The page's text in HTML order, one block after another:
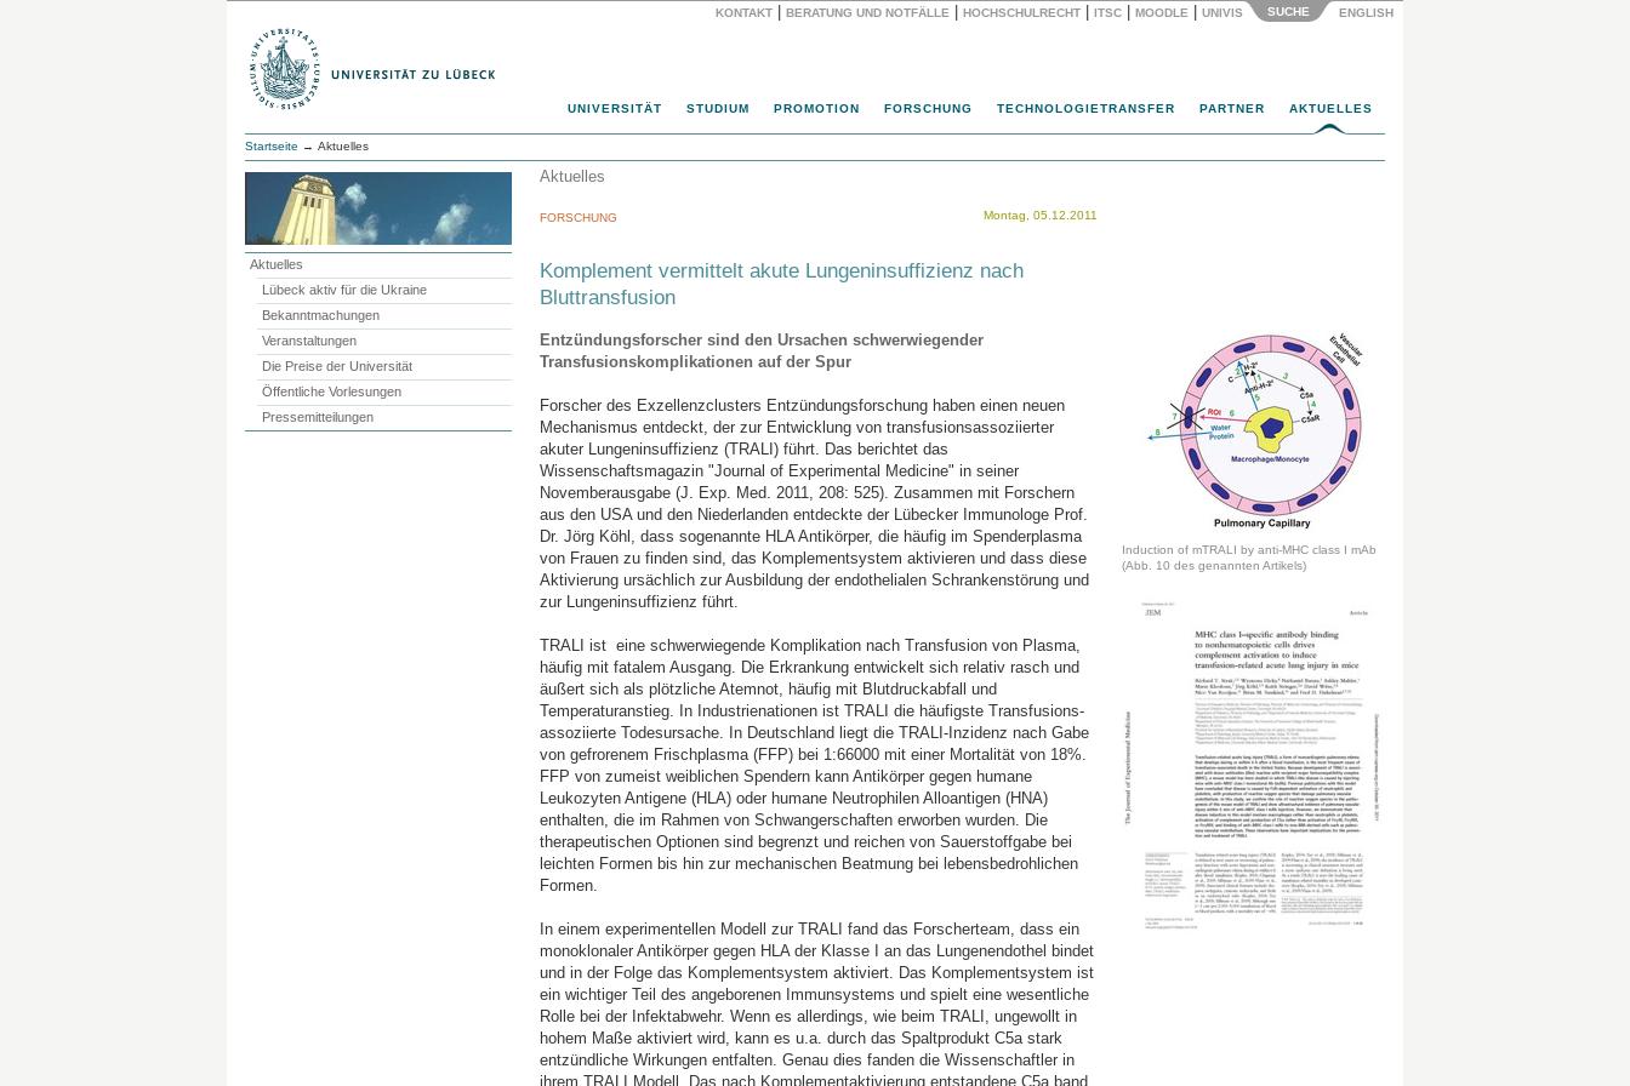
KONTAKT BERATUNG UND NOTFÄLLE HOCHSCHULRECHT ITSC MOODLE UNIVIS SUCHE ENGLISH
UNIVERSITÄT STUDIUM PROMOTION FORSCHUNG TECHNOLOGIETRANSFER PARTNER AKTUELLES
Startseite → Aktuelles
Aktuelles
Lübeck aktiv für die Ukraine
Bekanntmachungen
Veranstaltungen
Die Preise der Universität
Öffentliche Vorlesungen
Pressemitteilungen
Aktuelles
Montag, 05.12.2011
FORSCHUNG
Komplement vermittelt akute Lungeninsuffizienz nach
Bluttransfusion
Entzündungsforscher sind den Ursachen schwerwiegender
Transfusionskomplikationen auf der Spur
Forscher des Exzellenzclusters Entzündungsforschung haben einen neuen
Mechanismus entdeckt, der zur Entwicklung von transfusionsassoziierter
akuter Lungeninsuffizienz (TRALI) führt. Das berichtet das
Wissenschaftsmagazin "Journal of Experimental Medicine" in seiner
Novemberausgabe (J. Exp. Med. 2011, 208: 525). Zusammen mit Forschern
aus den USA und den Niederlanden entdeckte der Lübecker Immunologe Prof.
Dr. Jörg Köhl, dass sogenannte HLA Antikörper, die häufig im Spenderplasma
von Frauen zu finden sind, das Komplementsystem aktivieren und dass diese
Aktivierung ursächlich zur Ausbildung der endothelialen Schrankenstörung und
zur Lungeninsuffizienz führt.
TRALI ist eine schwerwiegende Komplikation nach Transfusion von Plasma,
häufig mit fatalem Ausgang. Die Erkrankung entwickelt sich relativ rasch und
äußert sich als plötzliche Atemnot, häufig mit Blutdruckabfall und
Temperaturanstieg. In Industrienationen ist TRALI die häufigste Transfusions-
assoziierte Todesursache. In Deutschland liegt die TRALI-Inzidenz nach Gabe
von gefrorenem Frischplasma (FFP) bei 1:66000 mit einer Mortalität von 18%.
FFP von zumeist weiblichen Spendern kann Antikörper gegen humane
Leukozyten Antigene (HLA) oder humane Neutrophilen Alloantigen (HNA)
enthalten, die im Rahmen von Schwangerschaften erworben wurden. Die
therapeutischen Optionen sind begrenzt und reichen von Sauerstoffgabe bei
leichten Formen bis hin zur mechanischen Beatmung bei lebensbedrohlichen
Formen.
In einem experimentellen Modell zur TRALI fand das Forscherteam, dass ein
monoklonaler Antikörper gegen HLA der Klasse I an das Lungenendothel bindet
und in der Folge das Komplementsystem aktiviert. Das Komplementsystem ist
ein wichtiger Teil des angeborenen Immunsystems und spielt eine wesentliche
Rolle bei der Infektabwehr. Wenn es allerdings, wie beim TRALI, ungewollt in
hohem Maße aktiviert wird, kann es u.a. durch das Spaltprodukt C5a stark
entzündliche Wirkungen entfalten. Genau dies fanden die Wissenschaftler in
ihrem TRALI Modell. Das nach Komplementaktivierung entstandene C5a band
Induction of mTRALI by anti-MHC class I mAb
(Abb. 10 des genannten Artikels)